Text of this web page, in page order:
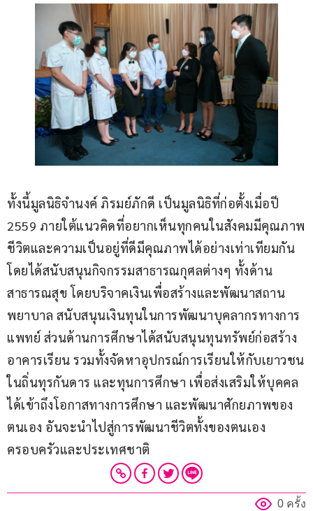
ทั้งนี้มูลนิธิจำนงค์ ภิรมย์ภักดี เป็นมูลนิธิที่ก่อตั้งเมื่อปี
2559 ภายใต้แนวคิดที่อยากเห็นทุกคนในสังคมมีคุณภาพ
ชีวิตและความเป็นอยู่ที่ดีมีคุณภาพได้อย่างเท่าเทียมกัน
โดยได้สนับสนุนกิจกรรมสาธารณกุศลต่างๆ ทั้งด้าน
สาธารณสุข โดยบริจาคเงินเพื่อสร้างและพัฒนาสถาน
พยาบาล สนับสนุนเงินทุนในการพัฒนาบุคลากรทางการ
แพทย์ ส่วนด้านการศึกษาได้สนับสนุนทุนทรัพย์ก่อสร้าง
อาคารเรียน รวมทั้งจัดหาอุปกรณ์การเรียนให้กับเยาวชน
ในถิ่นทุรกันดาร และทุนการศึกษา เพื่อส่งเสริมให้บุคคล
ได้เข้าถึงโอกาสทางการศึกษา และพัฒนาศักยภาพของ
ตนเอง อันจะนำไปสู่การพัฒนาชีวิตทั้งของตนเอง
ครอบครัวและประเทศชาติ
0 ครั้ง